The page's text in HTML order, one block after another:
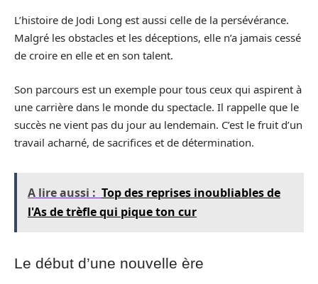
L’histoire de Jodi Long est aussi celle de la persévérance.
Malgré les obstacles et les déceptions, elle n’a jamais cessé
de croire en elle et en son talent.
Son parcours est un exemple pour tous ceux qui aspirent à
une carrière dans le monde du spectacle. Il rappelle que le
succès ne vient pas du jour au lendemain. C’est le fruit d’un
travail acharné, de sacrifices et de détermination.
A lire aussi : Top des reprises inoubliables de
l'As de trèfle qui pique ton cur
Le début d’une nouvelle ère